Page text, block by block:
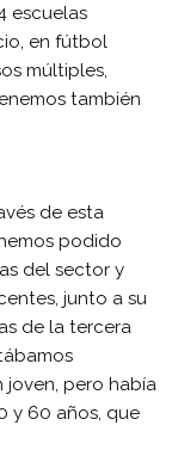
escuelas
en fútbol
múltiples,
también
de esta
podido
del sector y
junto a su
de la tercera
pero había
y 60 años, que